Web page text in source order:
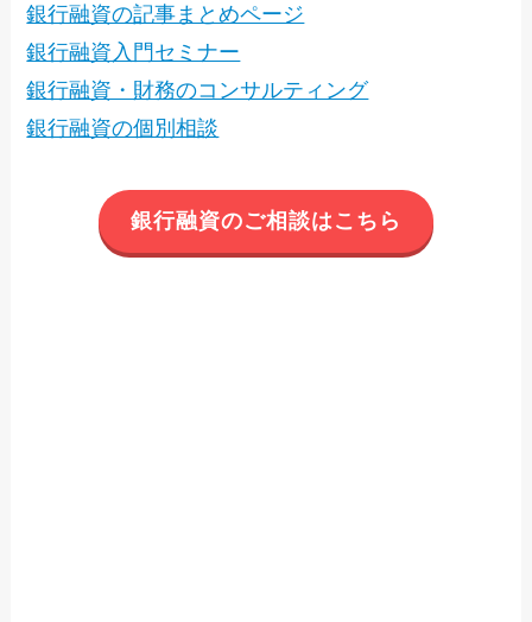
銀行融資の記事まとめページ
銀行融資入門セミナー
銀行融資・財務のコンサルティング
銀行融資の個別相談
銀行融資のご相談はこちら